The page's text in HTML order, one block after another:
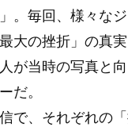
。毎回、様々な
大の挫折」の真
が当時の写真と
だ。
で、それぞれの